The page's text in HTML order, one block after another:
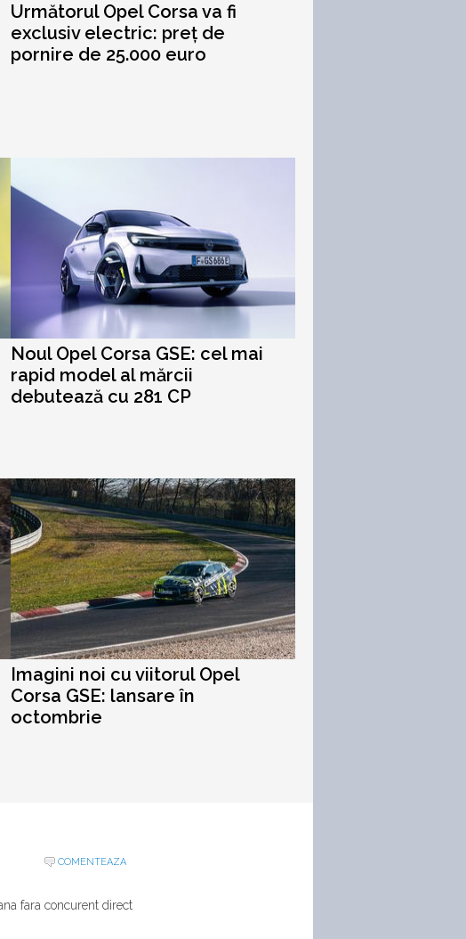
Următorul Opel Corsa va fi
exclusiv electric: preț de
pornire de 25.000 euro
Noul Opel Corsa GSE: cel mai
rapid model al mărcii
debutează cu 281 CP
Imagini noi cu viitorul Opel
Corsa GSE: lansare în
octombrie
COMENTEAZA
fara concurent direct